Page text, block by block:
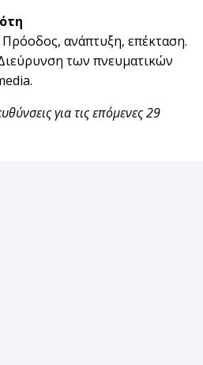
ανάπτυξη, επέκταση.
των πνευματικών
για τις επόμενες 29